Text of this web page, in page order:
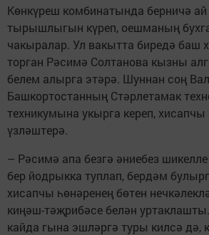
Көнкүреш комбинатында берничә
тырышлыгын күреп, оешманың
чакыралар. Ул вакытта биредә баш
торган Рәсимә Солтанова кызны
белем алырга этәрә. Шуннан соң
Башкортостанның Стәрлетамак
техникумына укырга кереп, хисапчы
үзләштерә.
– Рәсимә апа безгә әниебез
бер йодрыкка туплап, бердәм
хисапчы һөнәренең бөтен
киңәш-тәҗрибәсе белән
кайда гына эшләргә туры килсә дә,